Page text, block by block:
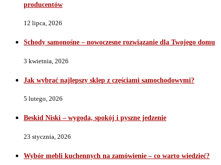
producentów
12 lipca, 2026
Schody samonośne – nowoczesne rozwiązanie dla Twojego domu
3 kwietnia, 2026
Jak wybrać najlepszy sklep z częściami samochodowymi?
5 lutego, 2026
Beskid Niski – wygoda, spokój i pyszne jedzenie
23 stycznia, 2026
Wybór mebli kuchennych na zamówienie – co warto wiedzieć?